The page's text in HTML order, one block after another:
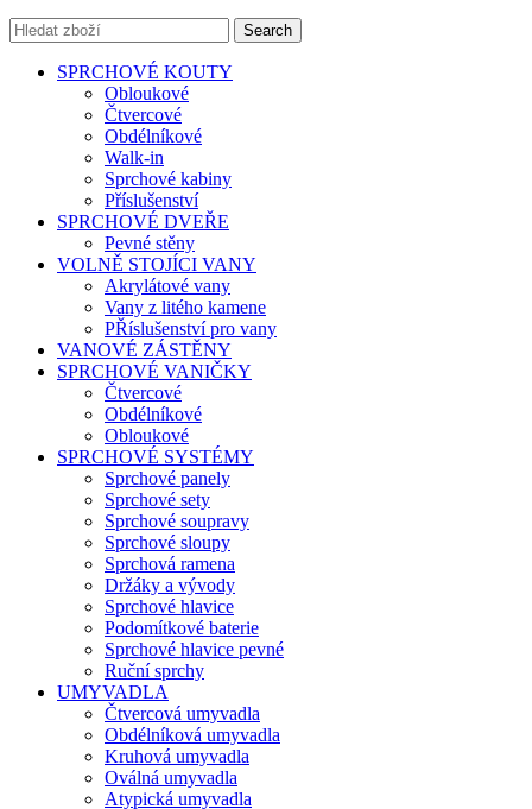
Search
SPRCHOVÉ KOUTY
Obloukové
Čtvercové
Obdélníkové
Walk-in
Sprchové kabiny
Příslušenství
SPRCHOVÉ DVEŘE
Pevné stěny
VOLNĚ STOJÍCI VANY
Akrylátové vany
Vany z litého kamene
PŘíslušenství pro vany
VANOVÉ ZÁSTĚNY
SPRCHOVÉ VANIČKY
Čtvercové
Obdélníkové
Obloukové
SPRCHOVÉ SYSTÉMY
Sprchové panely
Sprchové sety
Sprchové soupravy
Sprchové sloupy
Sprchová ramena
Držáky a vývody
Sprchové hlavice
Podomítkové baterie
Sprchové hlavice pevné
Ruční sprchy
UMYVADLA
Čtvercová umyvadla
Obdélníková umyvadla
Kruhová umyvadla
Oválná umyvadla
Atypická umyvadla